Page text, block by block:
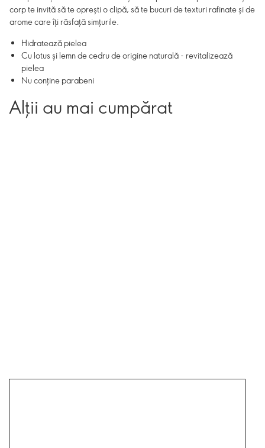
corp te invită să te oprești o clipă, să te bucuri de texturi rafinate și de
arome care îți răsfață simțurile.
Hidratează pielea
Cu lotus și lemn de cedru de origine naturală - revitalizează
pielea
Nu conţine parabeni
Alții au mai cumpărat